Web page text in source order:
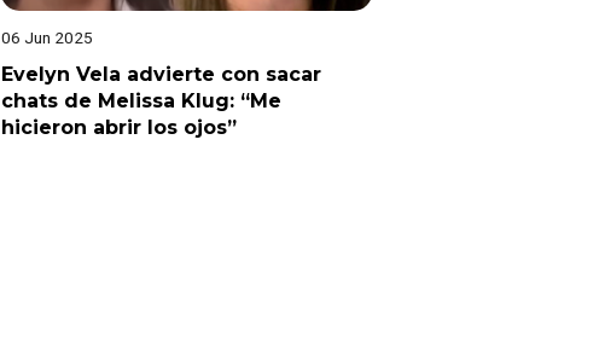
06 Jun 2025
Evelyn Vela advierte con sacar
chats de Melissa Klug: “Me
hicieron abrir los ojos”